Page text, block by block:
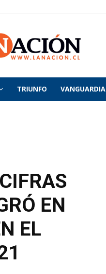
La
TRIUNFO VANGUARDIA
EN
EL